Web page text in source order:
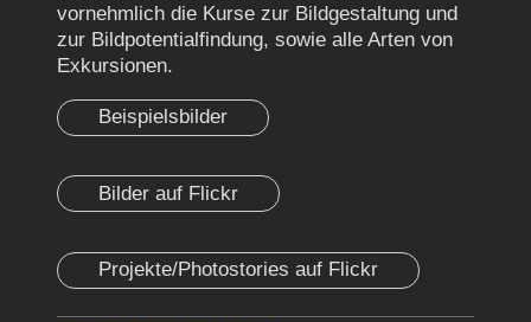
vornehmlich die Kurse zur Bildgestaltung und
zur Bildpotentialfindung, sowie alle Arten von
Exkursionen.
Beispielsbilder
Bilder auf Flickr
Projekte/Photostories auf Flickr